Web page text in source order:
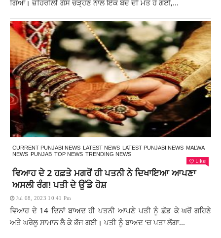
ਗਿਆ। ਜ਼ਹਿਰੀਲੀ ਗੈਸ ਚੜ੍ਹਣ ਨਾਲ ਇੱਕ ਬੰਦੇ ਦੀ ਮੌਤ ਹੋ ਗਈ,...
CURRENT PUNJABI NEWS LATEST NEWS LATEST PUNJABI NEWS MALWA
NEWS PUNJAB TOP NEWS TRENDING NEWS
Like
ਵਿਆਹ ਦੇ 2 ਹਫ਼ਤੇ ਮਗਰੋਂ ਹੀ ਪਤਨੀ ਨੇ ਦਿਖਾਇਆ ਆਪਣਾ
ਅਸਲੀ ਰੰਗ! ਪਤੀ ਦੇ ਉੱਡੇ ਹੋਸ਼
Jul 08, 2023 10:41 Pm
ਵਿਆਹ ਦੇ 14 ਦਿਨਾਂ ਬਾਅਦ ਹੀ ਪਤਨੀ ਆਪਣੇ ਪਤੀ ਨੂੰ ਛੱਡ ਕੇ ਘਰੋਂ ਗਹਿਣੇ
ਅਤੇ ਘਰੇਲੂ ਸਾਮਾਨ ਲੈ ਕੇ ਭੱਜ ਗਈ। ਪਤੀ ਨੂੰ ਬਾਅਦ ‘ਚ ਪਤਾ ਲੱਗਾ...